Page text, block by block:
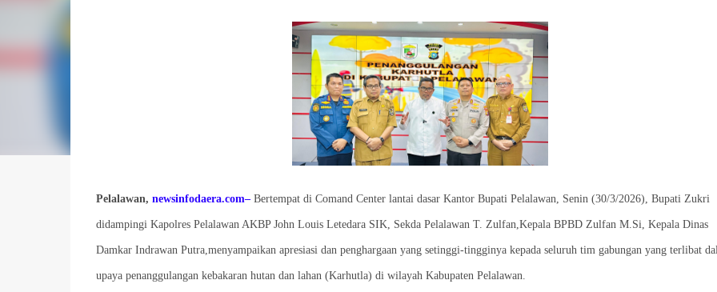
Pelalawan, newsinfodaera.com–Bertempat di Comand Center lantai dasar Kantor Bupati Pelalawan, Senin (30/3/2026), Bupati Zukri
didampingi Kapolres Pelalawan AKBP John Louis Letedara SIK, Sekda Pelalawan T. Zulfan,Kepala BPBD Zulfan M.Si, Kepala Dinas
Damkar Indrawan Putra,menyampaikan apresiasi dan penghargaan yang setinggi-tingginya kepada seluruh tim gabungan yang terlibat
upaya penanggulangan kebakaran hutan dan lahan (Karhutla) di wilayah Kabupaten Pelalawan.